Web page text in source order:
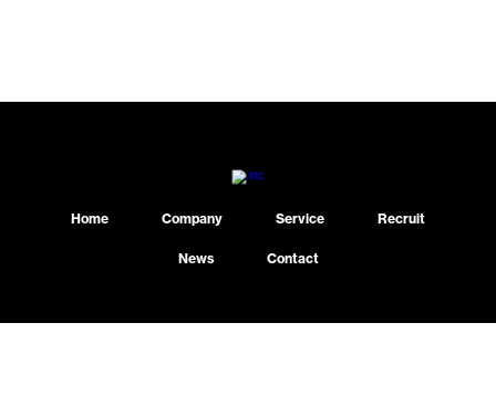
Home Company Service Recruit
News Contact